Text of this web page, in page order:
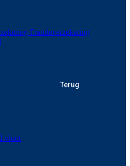
Fraudeverzekering
Terug
vloot